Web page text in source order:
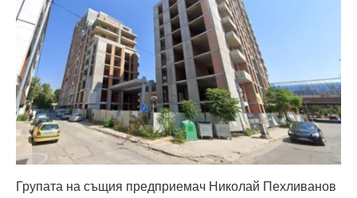
Групата на същия предприемач Николай Пехливанов